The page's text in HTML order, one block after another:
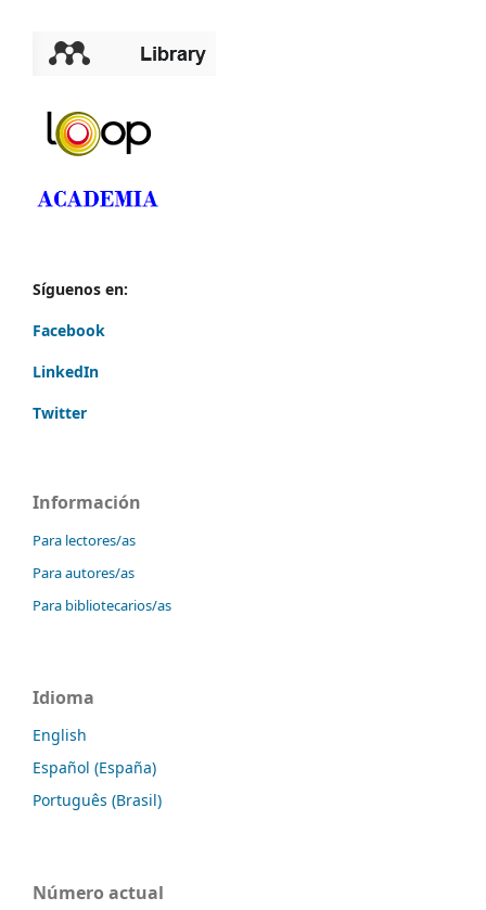
Síguenos en:
Facebook
LinkedIn
Twitter
Información
Para lectores/as
Para autores/as
Para bibliotecarios/as
Idioma
English
Español (España)
Português (Brasil)
Número actual